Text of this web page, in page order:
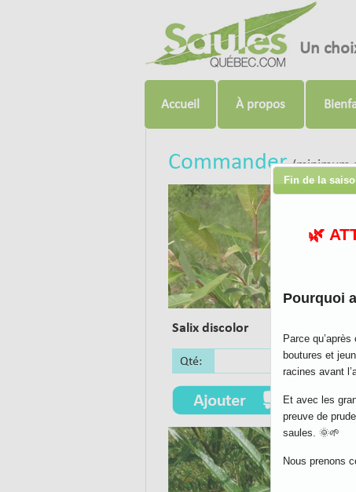
Un
Accueil À propos
Commander(minimum
Salix discolor
Qté:
Fin de la
🌿
Pourquoi
Parce
boutures et
racines avant
Et avec les
preuve de
saules. 🌞🌱
Nous prenons